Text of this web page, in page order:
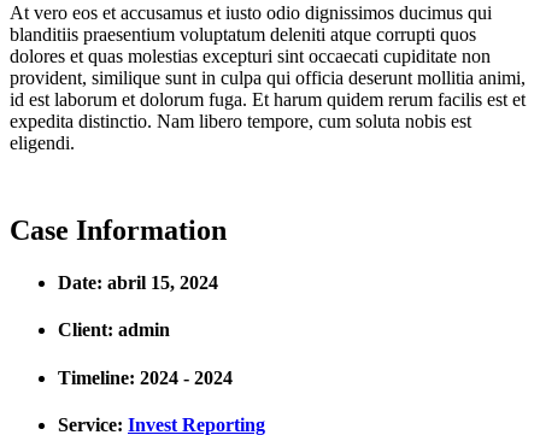
At vero eos et accusamus et iusto odio dignissimos ducimus qui
blanditiis praesentium voluptatum deleniti atque corrupti quos
dolores et quas molestias excepturi sint occaecati cupiditate non
provident, similique sunt in culpa qui officia deserunt mollitia animi,
id est laborum et dolorum fuga. Et harum quidem rerum facilis est et
expedita distinctio. Nam libero tempore, cum soluta nobis est
eligendi.
Case Information
Date: abril 15, 2024
Client: admin
Timeline: 2024 - 2024
Service: Invest Reporting